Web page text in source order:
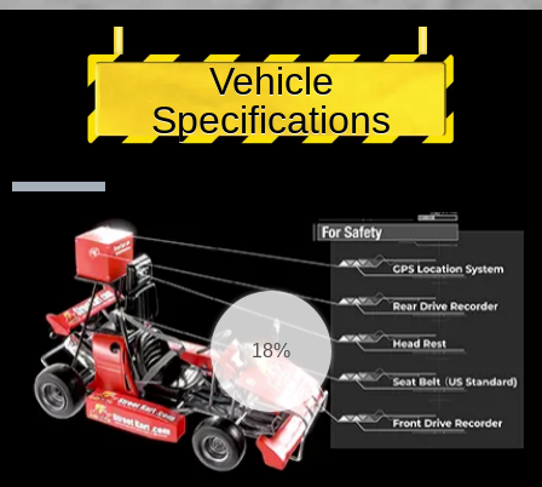
Vehicle
Specifications
18%